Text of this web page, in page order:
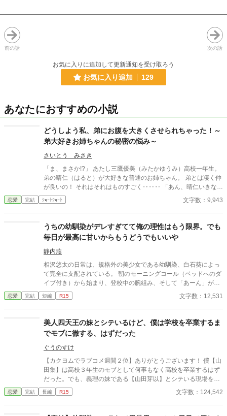
前の話 次の話
お気に入りに追加して更新通知を受け取ろう
お気に入り追加 129
あなたにおすすめの小説
どうしよう私、弟にお腹を大きくさせられちゃった！～
弟大好きお姉ちゃんの秘密の悩み～
さいとう みさき
「ま、まさか!?」 あたし三鷹優美（みたかゆうみ）高校一年生。
弟の晴仁（はると）が大好きな普通のお姉ちゃん。 弟とは凄く仲
が良いの！ それはそれはものすごく‥‥‥ 「あん、晴仁いきなり
そんなのお口に入らないよぉ～♡」 そんな関係のあたしたち。 で
もある日トイレであたしはアレが来そうなのになかなか来ないの
お腹が出て来てる!?」 お姉ちゃんの秘密の悩みです。
恋愛 完結 ｼｮｰﾄｼｮｰﾄ 文字数：9,943
うちの幼馴染がデレすぎてて俺の理性はもう限界。でも
毎日が最高に甘いからもうどうでもいいや
静内燕
相沢悠太の日常は、規格外の美少女である幼馴染、白石葵によっ
て完全に支配されている。 朝のモーニングコール（ベッドへのダ
イブ付き）から始まり、登校中の腕組み、そして「あーん」が義
務付けられた手作り弁当。誰もが羨むラブラブっぷりだが、悠太
はこれを「家族愛」だと頑なに誤解（無視）している。 「ゆーた
の一途。周囲の冷やかしや、葵を狙う男子生徒のプレッシャーが
高まる中、悠太の**「幼馴染フィルター」**はついに限界を迎え
る。 この溺愛っぷり、いつまで「家族」で通せるのか？ 甘すぎる
日常が、悠太の鈍感な理性を溶かし尽くす――最初からクライマ
ックスの、超高濃度イチャイチャ・ラブコメ、開幕！
恋愛 完結 短編 R15 文字数：12,531
美人四天王の妹とシテいるけど、僕は学校を卒業するま
でモブに徹する、はずだった
ぐうのすけ
【カクヨムでラブコメ週間２位】ありがとうございます！ 僕【山
田集】は高校３年生のモブとして何事もなく高校を卒業するはず
だった。でも、義理の妹である【山田芽以】とシテいる現場をお
母さんに目撃され、家族会議が開かれた。家族会議の結果隠蔽
し、何事も無く高校を卒業する事が決まる。ある時学校の美人四
恋愛 完結 長編 R15 文字数：124,542